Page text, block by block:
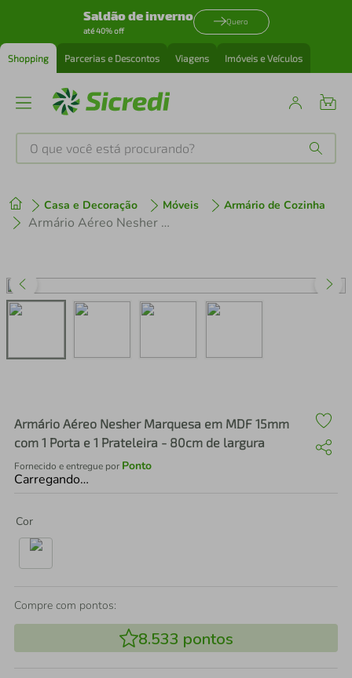
Saldão de inverno
até 40% off
Quero
Shopping Parcerias e Descontos Viagens Imóveis e Veículos
O que você está procurando?
Casa e Decoração Móveis Armário de Cozinha
Armário Aéreo Nesher Marquesa em MDF 15mm com 1 Porta e 1 Prateleira - 80cm de largura
Armário Aéreo Nesher Marquesa em MDF 15mm
com 1 Porta e 1 Prateleira - 80cm de largura
Fornecido e entregue por Ponto
Carregando…
Cor
Compre com pontos:
8.533 pontos
1º tenis
perfume